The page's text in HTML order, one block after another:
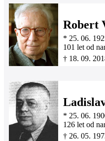
Robert
* 25. 06.
101 let od
† 18. 09.
* 25. 06.
126 let od
† 26. 05.